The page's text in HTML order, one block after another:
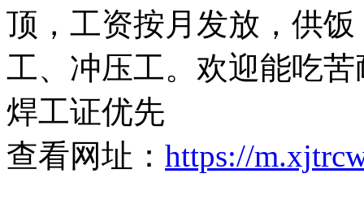
顶，工资按月发放，供
工、冲压工。欢迎能吃
焊工证优先
查看网址： https://